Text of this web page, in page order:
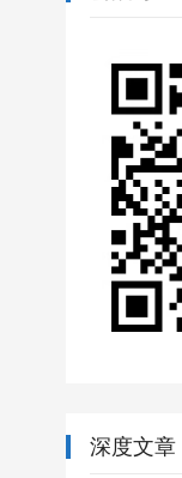
深度文章